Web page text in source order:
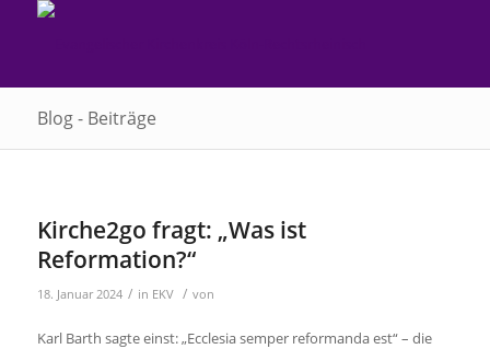
Blog - Beiträge
Kirche2go fragt: „Was ist
Reformation?“
18. Januar 2024 / in EKV / von
Karl Barth sagte einst: „Ecclesia semper reformanda est“ – die